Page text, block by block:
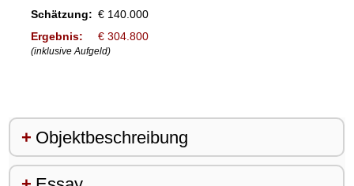
Schätzung: € 140.000
Ergebnis:
€ 304.800
(inklusive Aufgeld)
Objektbeschreibung